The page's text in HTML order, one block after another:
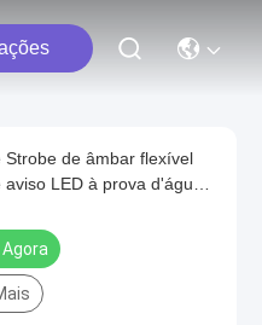
Strobe de âmbar flexível
LED à prova d'água